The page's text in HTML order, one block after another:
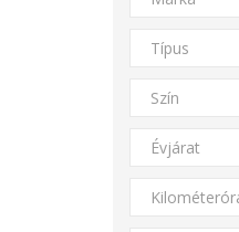
Típus
Szín
Évjárat